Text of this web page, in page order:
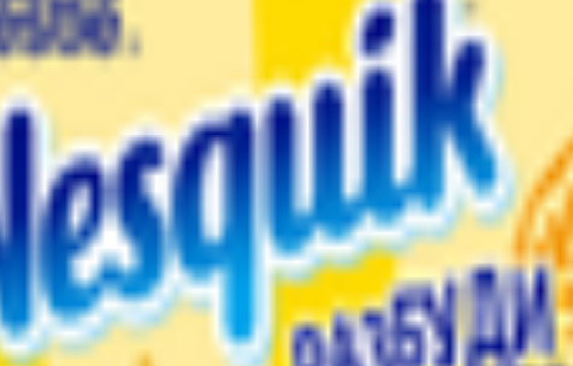
и минеральных веществ, который дополняет пользу
организма, а также для роста и развития
премикс ( витамины D, C), корица, ароматизатор. Продукт